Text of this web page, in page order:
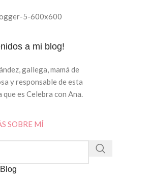
a mi blog!
gallega, mamá de
y responsable de esta
que es Celebra con Ana.
SOBRE MÍ